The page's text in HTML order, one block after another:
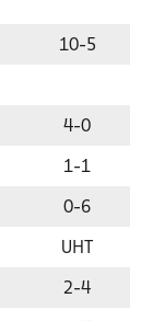
10-5
4-0
1-1
0-6
UHT
2-4